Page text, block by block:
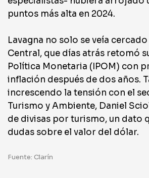
puntos más alta en 2024.
Lavagna no solo se veía
Central, que días atrás retomó
Política Monetaria (IPOM) con
inflación después de dos años.
increscendo la tensión con el
Turismo y Ambiente, Daniel
de divisas por turismo, un dato
dudas sobre el valor del dólar.
Fuente: Clarín